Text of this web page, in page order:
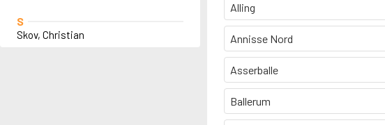
S
Skov, Christian
Alling
Annisse Nord
Asserballe
Ballerum